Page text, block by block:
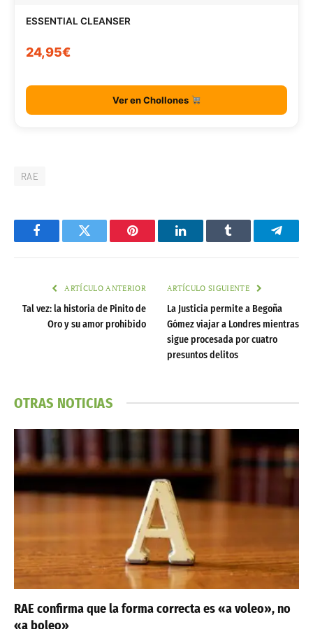
ESSENTIAL CLEANSER
24,95€
Ver en Chollones
RAE
FacebookTwitter Pinterest LinkedInTumblr
ARTÍCULO ANTERIOR
Tal vez: la historia de Pinito de
Oro y su amor prohibido
ARTÍCULO SIGUIENTE
La Justicia permite a Begoña
Gómez viajar a Londres mientras
sigue procesada por cuatro
presuntos delitos
OTRAS NOTICIAS
RAE confirma que la forma correcta es «a voleo», no
«a boleo»